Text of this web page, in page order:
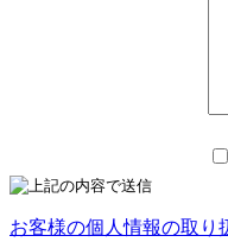
お客様の個人情報の取り